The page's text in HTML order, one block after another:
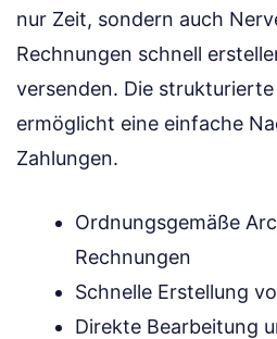
nur Zeit, sondern auch
Rechnungen schnell
versenden. Die
ermöglicht eine einfache
Zahlungen.
Ordnungsgemäße
Rechnungen
Schnelle Erstellung
Direkte Bearbeitung